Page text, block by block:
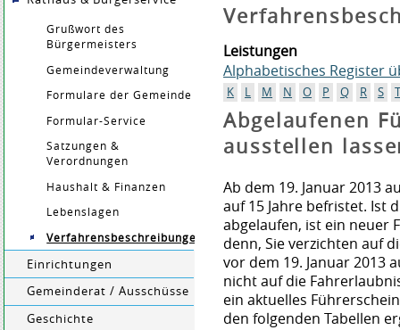
Grußwort des
Bürgermeisters
Gemeindeverwaltung
Formulare der Gemeinde
Formular-Service
Satzungen &
Verordnungen
Haushalt & Finanzen
Lebenslagen
Verfahrensbeschreibungen
Einrichtungen
Gemeinderat / Ausschüsse
Geschichte
Leistungen
Alphabetisches Register
K L M N O P Q R S
Abgelaufenen
ausstellen
Ab dem 19. Januar 2013
auf 15 Jahre befristet. Ist
abgelaufen, ist ein neuer
denn, Sie verzichten auf
vor dem 19. Januar 2013
nicht auf die
ein aktuelles
den folgenden Tabellen